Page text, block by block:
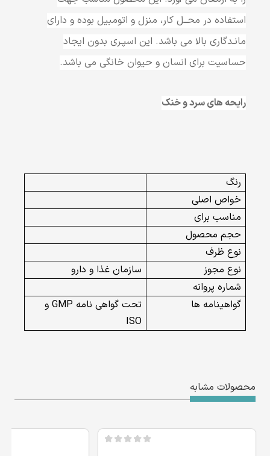
استفاده در محــل کار، منزل و اتومبیل بوده و دارای
مانـدگاری بالا می باشد. این اسپـری بدون ایجاد
حساسیت برای انسان و حیوان خانگی می باشد.
رایحه های سرد و خنک
رنگ
خواص اصلی
مناسب برای
حجم محصول
نوع ظرف
نوع مجوز
سازمان غذا و دارو
شماره پروانه
گواهینامه ها
تحت گواهی نامه GMP و
ISO
محصولات مشابه